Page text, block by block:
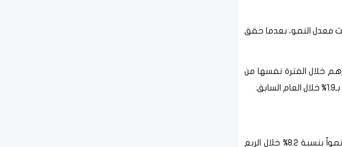
حيث معدل النمو، بعدما حقق
نحو 4.6 مليار درهم، مقابل 4.3 مليار درهم خلال الفترة نفسها من
واصل قطاع التشييد دوره المحوري في دعم اقتصاد دبي، بعدما سجل نمواً بنسبة 8.2% خلال الربع